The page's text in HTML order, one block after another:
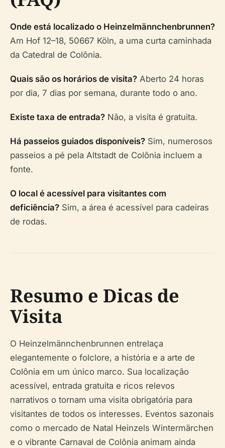
Onde está localizado o Heinzelmännchenbrunnen?
Am Hof 12–18, 50667 Köln, a uma curta caminhada
da Catedral de Colônia.
Quais são os horários de visita? Aberto 24 horas
por dia, 7 dias por semana, durante todo o ano.
Existe taxa de entrada? Não, a visita é gratuita.
Há passeios guiados disponíveis? Sim, numerosos
passeios a pé pela Altstadt de Colônia incluem a
fonte.
O local é acessível para visitantes com
deficiência? Sim, a área é acessível para cadeiras
de rodas.
Resumo e Dicas de
Visita
O Heinzelmännchenbrunnen entrelaça
elegantemente o folclore, a história e a arte de
Colônia em um único marco. Sua localização
acessível, entrada gratuita e ricos relevos
narrativos o tornam uma visita obrigatória para
visitantes de todos os interesses. Eventos sazonais
como o mercado de Natal Heinzels Wintermärchen
e o vibrante Carnaval de Colônia animam ainda